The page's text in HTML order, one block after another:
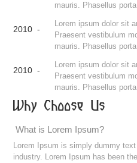
mauris. Phasellus
2010 -
Lorem ipsum dolor sit
Praesent vestibulum
mauris. Phasellus
2010 -
Lorem ipsum dolor sit
Praesent vestibulum
mauris. Phasellus
Why Choose Us
What is Lorem Ipsum?
Lorem Ipsum is simply dummy
industry. Lorem Ipsum has been